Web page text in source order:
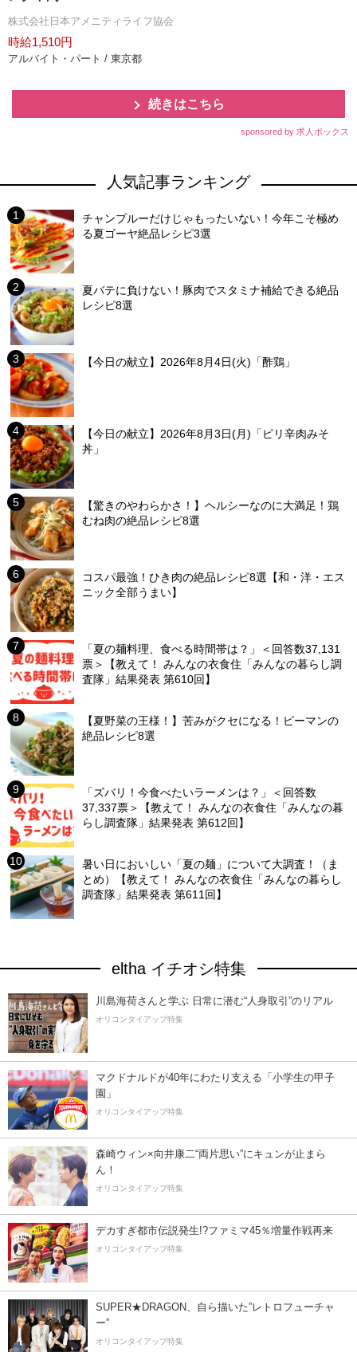
株式会社日本アメニティライフ協会
時給1,510円
アルバイト・パート / 東京都
続きはこちら
sponsored by 求人ボックス
人気記事ランキング
チャンプルーだけじゃもったいない！今年こそ極め
る夏ゴーヤ絶品レシピ3選
夏バテに負けない！豚肉でスタミナ補給できる絶品
レシピ8選
【今日の献立】2026年8月4日(火)「酢鶏」
【今日の献立】2026年8月3日(月)「ピリ辛肉みそ
丼」
【驚きのやわらかさ！】ヘルシーなのに大満足！鶏
むね肉の絶品レシピ8選
コスパ最強！ひき肉の絶品レシピ8選【和・洋・エス
ニック全部うまい】
「夏の麺料理、食べる時間帯は？」＜回答数37,131
票＞【教えて！ みんなの衣食住「みんなの暮らし調
査隊」結果発表 第610回】
【夏野菜の王様！】苦みがクセになる！ピーマンの
絶品レシピ8選
「ズバリ！今食べたいラーメンは？」＜回答数
37,337票＞【教えて！ みんなの衣食住「みんなの暮
らし調査隊」結果発表 第612回】
暑い日においしい「夏の麺」について大調査！（ま
とめ）【教えて！ みんなの衣食住「みんなの暮らし
調査隊」結果発表 第611回】
eltha イチオシ特集
川島海荷さんと学ぶ 日常に潜む“人身取引”のリアル
オリコンタイアップ特集
マクドナルドが40年にわたり支える「小学生の甲子
園」
オリコンタイアップ特集
森崎ウィン×向井康二“両片思い”にキュンが止まら
ん！
オリコンタイアップ特集
デカすぎ都市伝説発生!?ファミマ45％増量作戦再来
オリコンタイアップ特集
SUPER★DRAGON、自ら描いた”レトロフューチャ
ー”
オリコンタイアップ特集